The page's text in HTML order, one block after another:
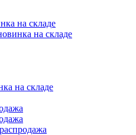
на складе
на складе
на складе